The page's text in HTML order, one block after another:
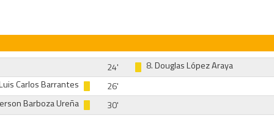
24' 8.Douglas López Araya
Carlos Barrantes
26'
Barboza Ureña
30'